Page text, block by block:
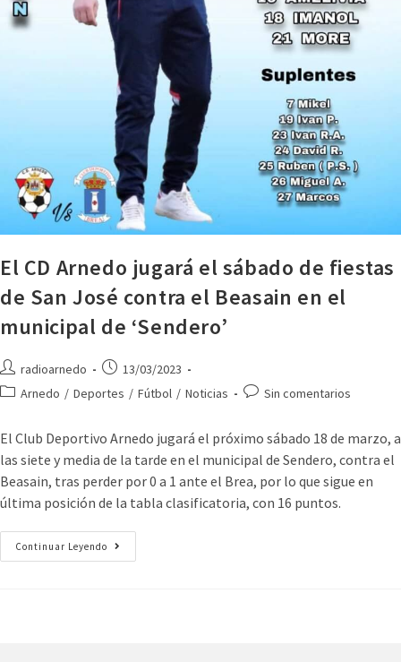
El CD Arnedo jugará el sábado de fiestas
de San José contra el Beasain en el
municipal de ‘Sendero’
radioarnedo
13/03/2023
Arnedo / Deportes / Fútbol / Noticias Sin comentarios
El Club Deportivo Arnedo jugará el próximo sábado 18 de marzo, a
las siete y media de la tarde en el municipal de Sendero, contra el
Beasain, tras perder por 0 a 1 ante el Brea, por lo que sigue en
última posición de la tabla clasificatoria, con 16 puntos.
Continuar Leyendo